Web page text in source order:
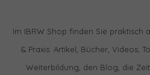
Im IBRW Shop finden Sie praktisch
& Praxis: Artikel, Bücher, Videos,
Weiterbildung, den Blog, die